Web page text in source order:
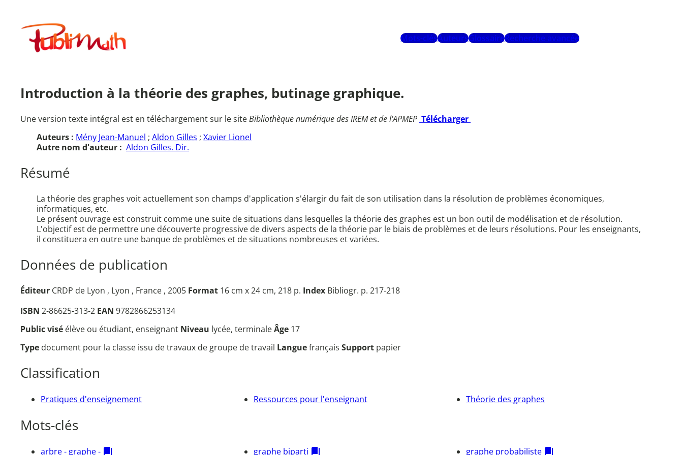
contenuPublimath
Mots-clésAuteursGlossaireRecherche avancée
Introduction à la théorie des graphes, butinage graphique.
Une version texte intégral est en téléchargement sur le siteBibliothèque numérique des IREM et de l'APMEP Télécharger
Auteurs : Mény Jean-Manuel ; Aldon Gilles ; Xavier Lionel
Autre nom d'auteur : Aldon Gilles. Dir.
Résumé
La théorie des graphes voit actuellement son champs d'application s'élargir du fait de son utilisation dans la résolution de problèmes économiques,
informatiques, etc.
Le présent ouvrage est construit comme une suite de situations dans lesquelles la théorie des graphes est un bon outil de modélisation et de résolution.
L'objectif est de permettre une découverte progressive de divers aspects de la théorie par le biais de problèmes et de leurs résolutions. Pour les enseignants,
il constituera en outre une banque de problèmes et de situations nombreuses et variées.
Données de publication
Éditeur CRDP de Lyon , Lyon , France , 2005 Format 16 cm x 24 cm, 218 p. Index Bibliogr. p. 217-218
ISBN 2-86625-313-2 EAN 9782866253134
Public visé élève ou étudiant, enseignant Niveau lycée, terminaleÂge 17
Type document pour la classe issu de travaux de groupe de travail Languefrançais Support papier
Classification
Pratiques d'enseignement Ressources pour l'enseignant Théorie des graphes
Mots-clés
arbre - graphe - graphe biparti graphe probabiliste